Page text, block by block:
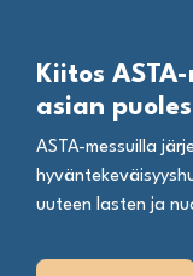
Kiitos
asian
ASTA-messuilla
uuteen lasten ja